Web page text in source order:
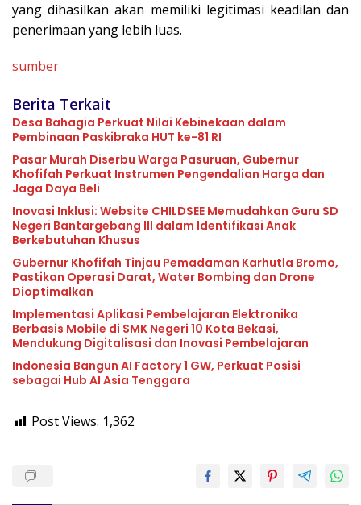
yang dihasilkan akan memiliki legitimasi keadilan dan
penerimaan yang lebih luas.
sumber
Berita Terkait
Desa Bahagia Perkuat Nilai Kebinekaan dalam
Pembinaan Paskibraka HUT ke-81 RI
Pasar Murah Diserbu Warga Pasuruan, Gubernur
Khofifah Perkuat Instrumen Pengendalian Harga dan
Jaga Daya Beli
Inovasi Inklusi: Website CHILDSEE Memudahkan Guru SD
Negeri Bantargebang III dalam Identifikasi Anak
Berkebutuhan Khusus
Gubernur Khofifah Tinjau Pemadaman Karhutla Bromo,
Pastikan Operasi Darat, Water Bombing dan Drone
Dioptimalkan
Implementasi Aplikasi Pembelajaran Elektronika
Berbasis Mobile di SMK Negeri 10 Kota Bekasi,
Mendukung Digitalisasi dan Inovasi Pembelajaran
Indonesia Bangun AI Factory 1 GW, Perkuat Posisi
sebagai Hub AI Asia Tenggara
Post Views: 1,362